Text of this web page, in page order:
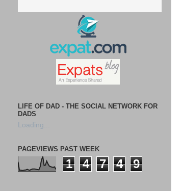
LIFE OF DAD - THE SOCIAL NETWORK FOR
DADS
Loading...
PAGEVIEWS PAST WEEK
1 4 7 4 9